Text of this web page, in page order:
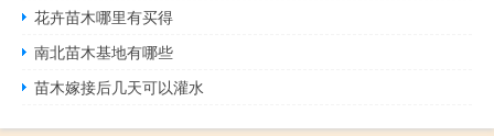
花卉苗木哪里有买得
南北苗木基地有哪些
苗木嫁接后几天可以灌水